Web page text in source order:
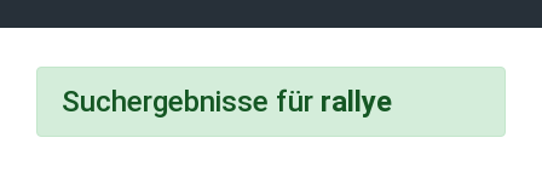
Suchergebnisse für rallye